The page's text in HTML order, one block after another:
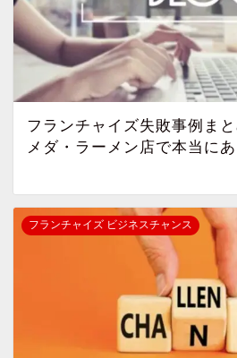
フランチャイズ失敗事例ま
メダ・ラーメン店で本当に
フランチャイズ ビジネスチャンス